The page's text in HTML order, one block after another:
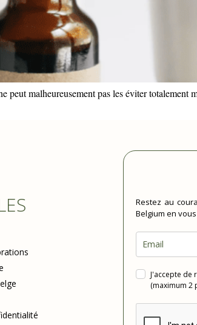
malheureusement pas les éviter totalement
Restez au
Belgium en
J'accepte de
(maximum 2